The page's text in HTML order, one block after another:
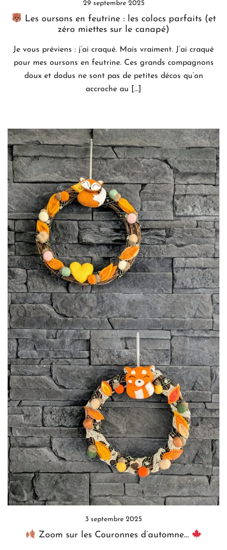
29 septembre 2025
Les oursons en feutrine : les colocs parfaits (et
zéro miettes sur le canapé)
Je vous préviens : j’ai craqué. Mais vraiment. J’ai craqué
pour mes oursons en feutrine. Ces grands compagnons
doux et dodus ne sont pas de petites décos qu’on
accroche au […]
3 septembre 2025
Zoom sur les Couronnes d’automne…